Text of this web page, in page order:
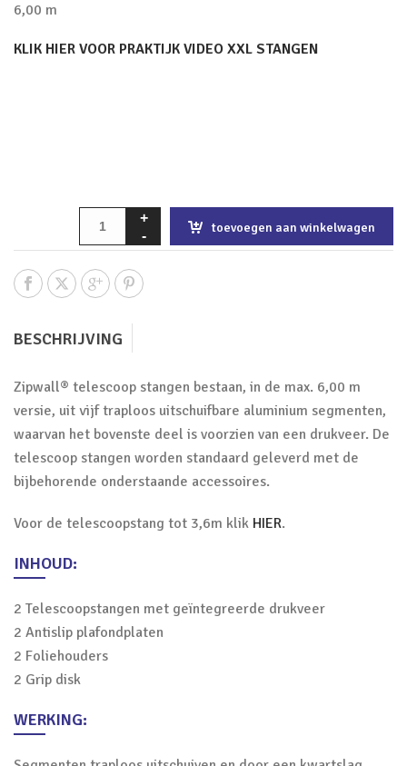
6,00 m
KLIK HIER VOOR PRAKTIJK VIDEO XXL STANGEN
toevoegen aan winkelwagen
BESCHRIJVING
Zipwall® telescoop stangen bestaan, in de max. 6,00 m
versie, uit vijf traploos uitschuifbare aluminium segmenten,
waarvan het bovenste deel is voorzien van een drukveer. De
telescoop stangen worden standaard geleverd met de
bijbehorende onderstaande accessoires.
Voor de telescoopstang tot 3,6m klik HIER.
INHOUD:
2 Telescoopstangen met geïntegreerde drukveer
2 Antislip plafondplaten
2 Foliehouders
2 Grip disk
WERKING: